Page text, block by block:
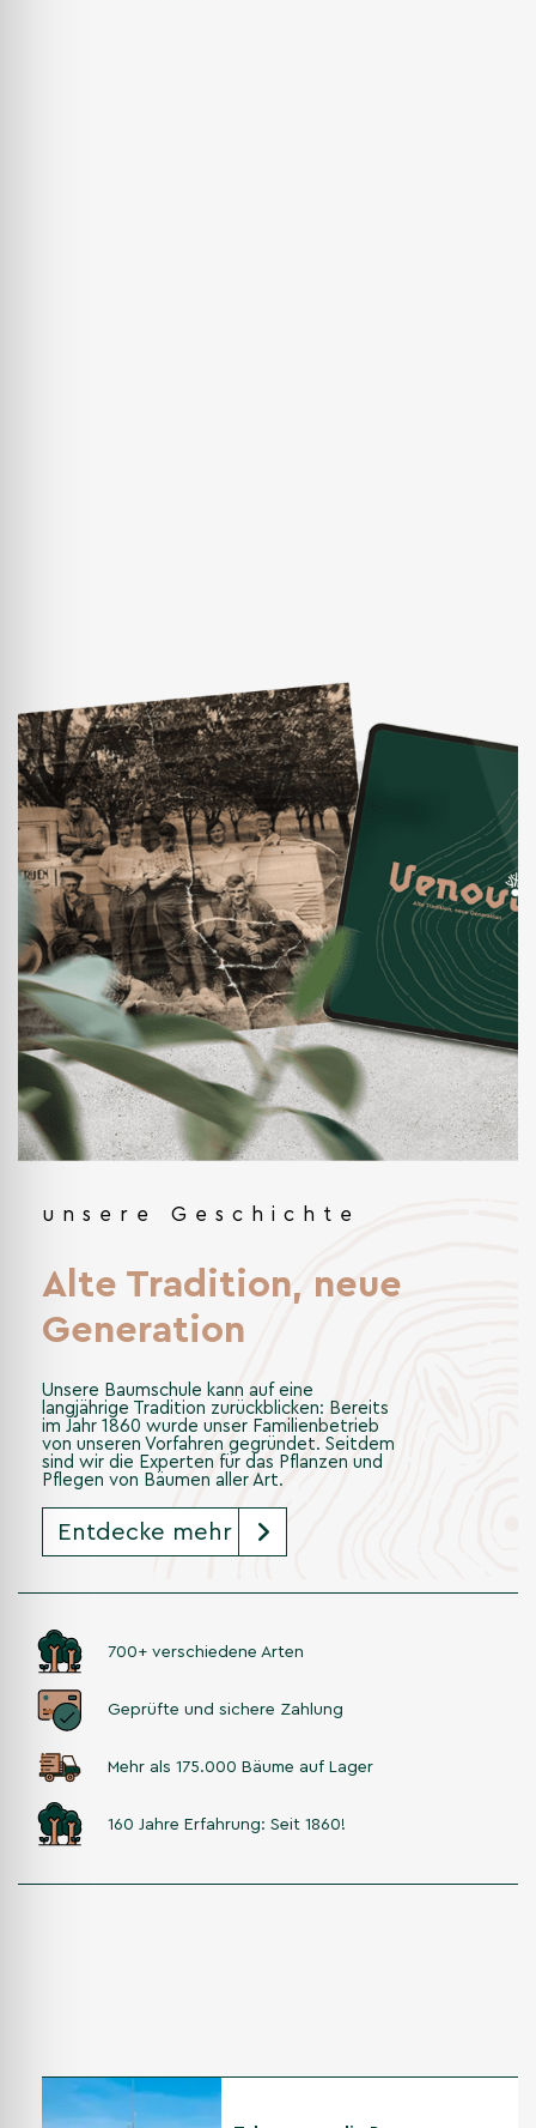
unsere Geschichte
Alte Tradition, neue
Generation
Unsere Baumschule kann auf eine
langjährige Tradition zurückblicken: Bereits
im Jahr 1860 wurde unser Familienbetrieb
von unseren Vorfahren gegründet. Seitdem
sind wir die Experten für das Pflanzen und
Pflegen von Bäumen aller Art.
Entdecke mehr
700+ verschiedene Arten
Geprüfte und sichere Zahlung
Mehr als 175.000 Bäume auf Lager
160 Jahre Erfahrung: Seit 1860!